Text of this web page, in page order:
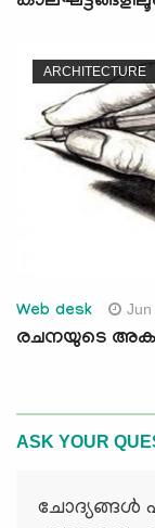
ARCHITECTURE
Web desk Jun
രചനയുടെ
ASK YOUR
ചോദ്യങ്ങള്‍